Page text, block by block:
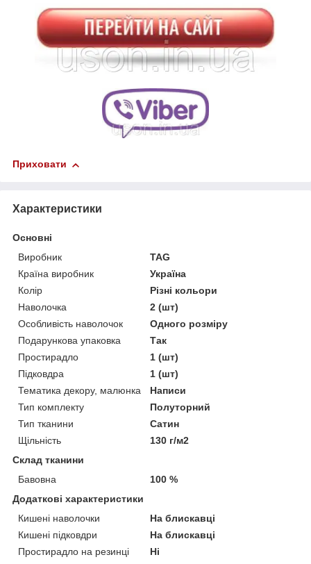
Приховати
Характеристики
Основні
Виробник
TAG
Країна виробник
Україна
Колір
Різні кольори
Наволочка
2 (шт)
Особливість наволочок
Одного розміру
Подарункова упаковка
Так
Простирадло
1 (шт)
Підковдра
1 (шт)
Тематика декору, малюнка
Написи
Тип комплекту
Полуторний
Тип тканини
Сатин
Щільність
130 г/м2
Склад тканини
Бавовна
100 %
Додаткові характеристики
Кишені наволочки
На блискавці
Кишені підковдри
На блискавці
Простирадло на резинці
Ні